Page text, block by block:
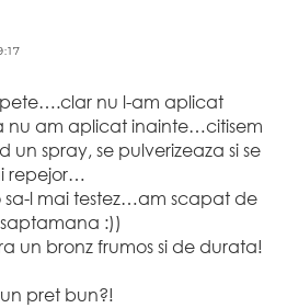
nu l-am aplicat
nu am aplicat inainte…citisem
spray, se pulverizeaza si se
repejor…
l mai testez…am scapat de
:))
un bronz frumos si de durata!
pret bun?!